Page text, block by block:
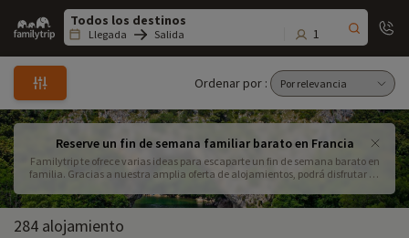
Family
trip
Llegada Salida 1
Ordenar por :
Reserve un fin de semana familiar barato en Francia
Familytrip te ofrece varias ideas para escaparte un fin de semana barato en
familia. Gracias a nuestra amplia oferta de alojamientos, podrá disfrutar de
económico y salga con sus hijos con toda tranquilidad.
284 alojamiento